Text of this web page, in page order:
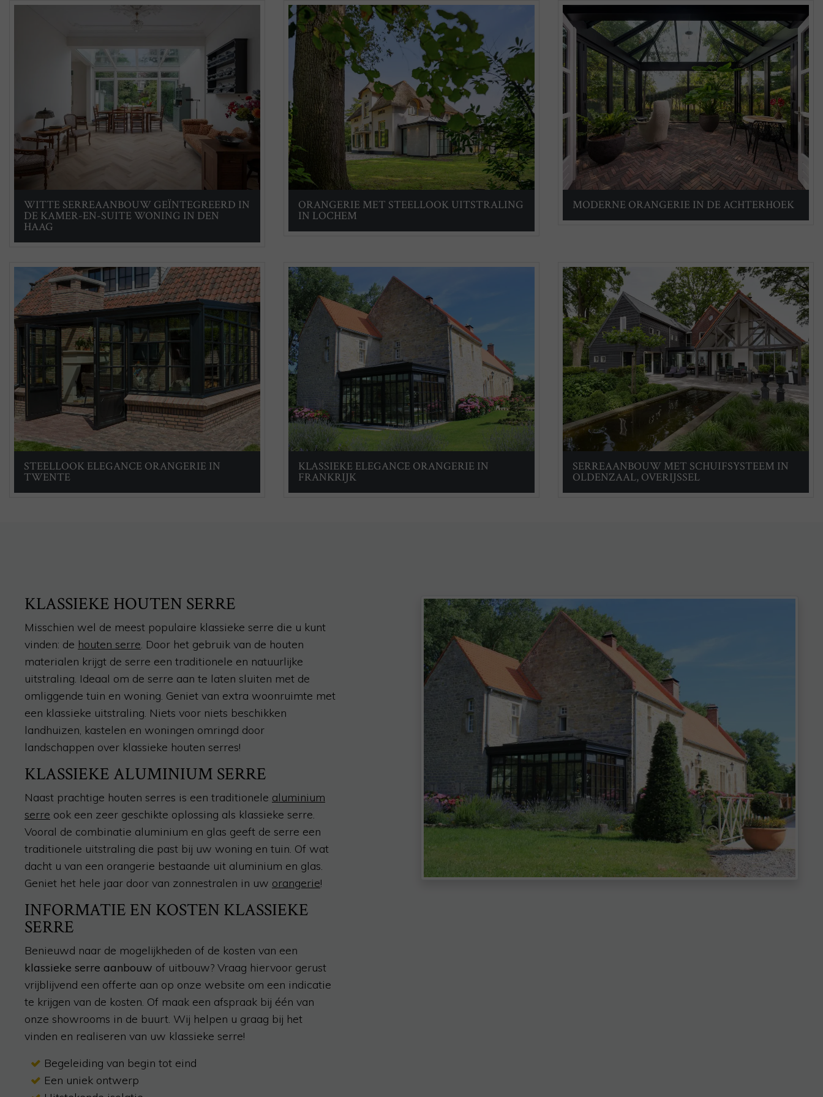
WITTE SERREAANBOUW GEÏNTEGREERD IN
DE KAMER-EN-SUITE WONING IN DEN
HAAG
ORANGERIE MET STEELLOOK UITSTRALING
IN LOCHEM
MODERNE ORANGERIE IN DE ACHTERHOEK
STEELLOOK ELEGANCE ORANGERIE IN
TWENTE
KLASSIEKE ELEGANCE ORANGERIE IN
FRANKRIJK
SERREAANBOUW MET SCHUIFSYSTEEM IN
OLDENZAAL, OVERIJSSEL
KLASSIEKE HOUTEN SERRE
Misschien wel de meest populaire klassieke serre die u kunt
vinden: de houten serre. Door het gebruik van de houten
materialen krijgt de serre een traditionele en natuurlijke
uitstraling. Ideaal om de serre aan te laten sluiten met de
omliggende tuin en woning. Geniet van extra woonruimte met
een klassieke uitstraling. Niets voor niets beschikken
landhuizen, kastelen en woningen omringd door
landschappen over klassieke houten serres!
KLASSIEKE ALUMINIUM SERRE
Naast prachtige houten serres is een traditionele aluminium
serre ook een zeer geschikte oplossing als klassieke serre.
Vooral de combinatie aluminium en glas geeft de serre een
traditionele uitstraling die past bij uw woning en tuin. Of wat
dacht u van een orangerie bestaande uit aluminium en glas.
Geniet het hele jaar door van zonnestralen in uw orangerie!
INFORMATIE EN KOSTEN KLASSIEKE
SERRE
Benieuwd naar de mogelijkheden of de kosten van een
klassieke serre aanbouw of uitbouw? Vraag hiervoor gerust
vrijblijvend een offerte aan op onze website om een indicatie
te krijgen van de kosten. Of maak een afspraak bij één van
onze showrooms in de buurt. Wij helpen u graag bij het
vinden en realiseren van uw klassieke serre!
Begeleiding van begin tot eind
Een uniek ontwerp